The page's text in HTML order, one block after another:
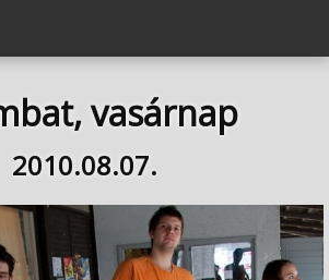
vasárnap
2010.08.07.